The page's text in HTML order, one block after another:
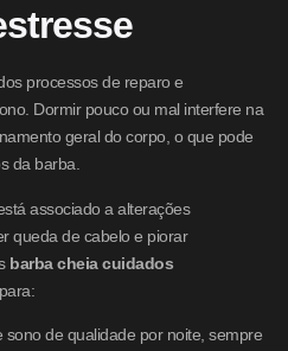
processos de reparo e
Dormir pouco ou mal interfere na
geral do corpo, o que pode
da barba.
associado a alterações
queda de cabelo e piorar
barba cheia cuidados
sono de qualidade por noite, sempre